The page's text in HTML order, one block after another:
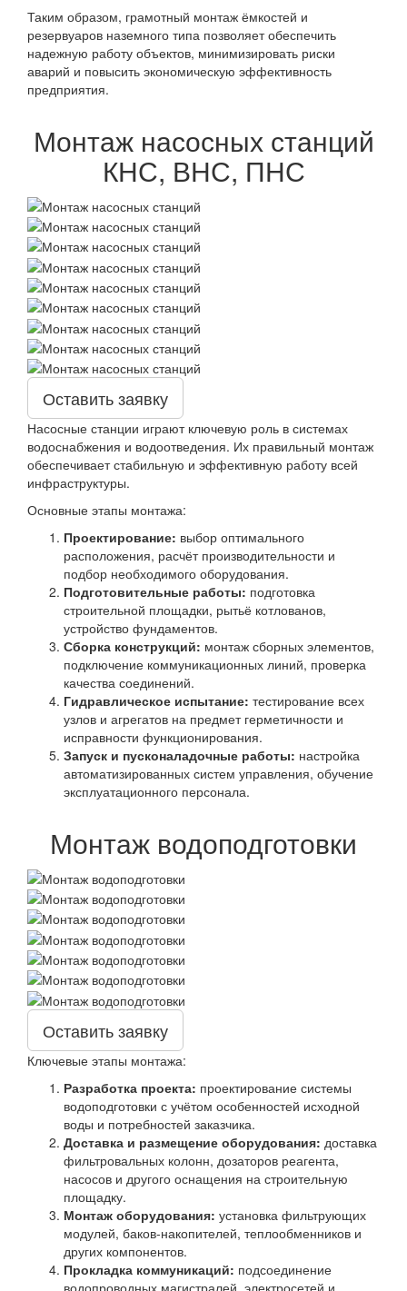
Таким образом, грамотный монтаж ёмкостей и
резервуаров наземного типа позволяет обеспечить
надежную работу объектов, минимизировать риски
аварий и повысить экономическую эффективность
предприятия.
Монтаж насосных станций
КНС, ВНС, ПНС
Оставить заявку
Насосные станции играют ключевую роль в системах
водоснабжения и водоотведения. Их правильный монтаж
обеспечивает стабильную и эффективную работу всей
инфраструктуры.
Основные этапы монтажа:
Проектирование: выбор оптимального
расположения, расчёт производительности и
подбор необходимого оборудования.
Подготовительные работы: подготовка
строительной площадки, рытьё котлованов,
устройство фундаментов.
Сборка конструкций: монтаж сборных элементов,
подключение коммуникационных линий, проверка
качества соединений.
Гидравлическое испытание: тестирование всех
узлов и агрегатов на предмет герметичности и
исправности функционирования.
Запуск и пусконаладочные работы: настройка
автоматизированных систем управления, обучение
эксплуатационного персонала.
Монтаж водоподготовки
Оставить заявку
Ключевые этапы монтажа:
Разработка проекта: проектирование системы
водоподготовки с учётом особенностей исходной
воды и потребностей заказчика.
Доставка и размещение оборудования: доставка
фильтровальных колонн, дозаторов реагента,
насосов и другого оснащения на строительную
площадку.
Монтаж оборудования: установка фильтрующих
модулей, баков-накопителей, теплообменников и
других компонентов.
Прокладка коммуникаций: подсоединение
водопроводных магистралей, электросетей и